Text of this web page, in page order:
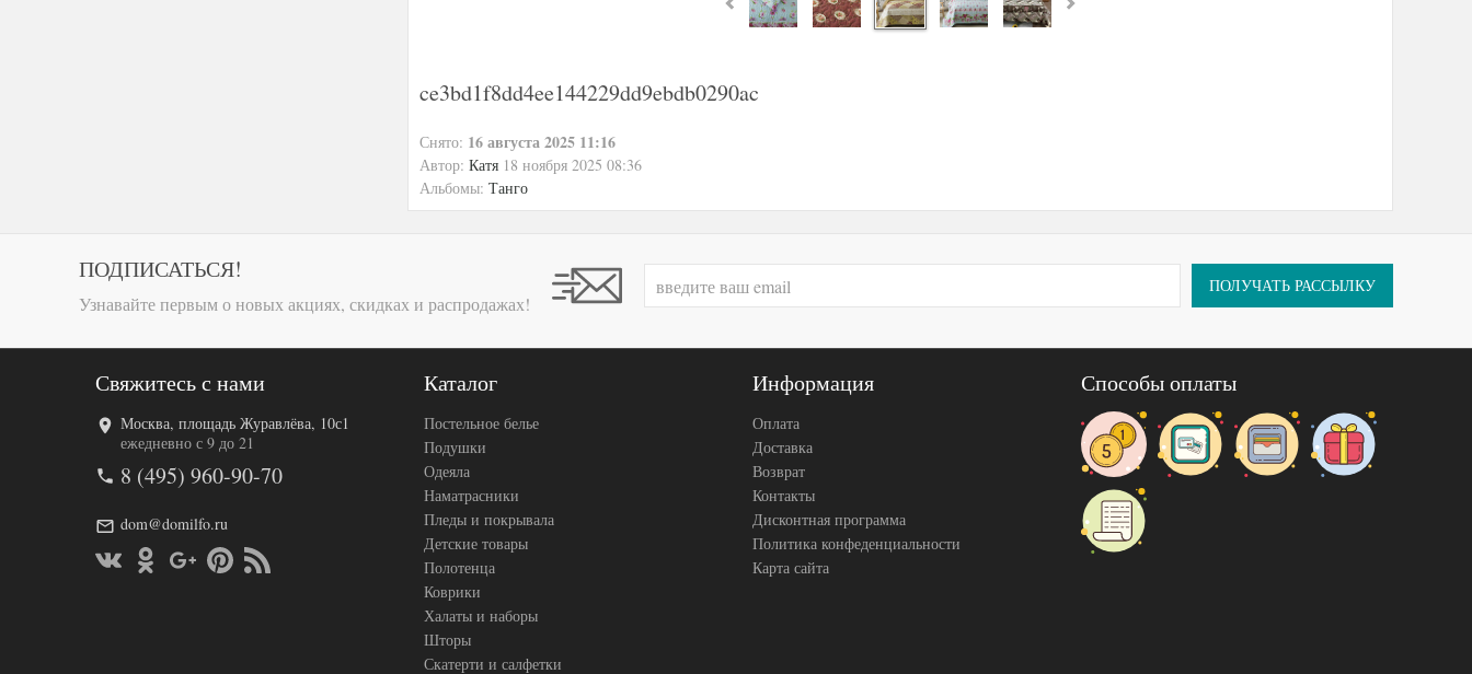
ce3bd1f8dd4ee144229dd9ebdb0290ac
Снято: 16 августа 2025 11:16
Автор: Катя 18 ноября 2025 08:36
Альбомы: Танго
ПОДПИСАТЬСЯ!
Узнавайте первым о новых акциях, скидках и распродажах!
ПОЛУЧАТЬ РАССЫЛКУ
Свяжитесь с нами
Москва, площадь Журавлёва, 10с1
ежедневно с 9 до 21
8 (495) 960-90-70
dom@domilfo.ru
Каталог
Постельное белье
Подушки
Одеяла
Наматрасники
Пледы и покрывала
Детские товары
Полотенца
Коврики
Халаты и наборы
Шторы
Скатерти и салфетки
Информация
Оплата
Доставка
Возврат
Контакты
Дисконтная программа
Политика конфеденциальности
Карта сайта
Способы оплаты